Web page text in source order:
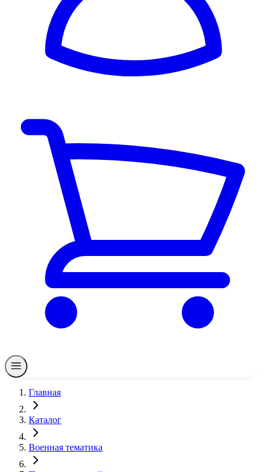
Главная
Каталог
Военная тематика